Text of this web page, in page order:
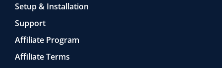
Setup & Installation
Support
Affiliate Program
Affiliate Terms